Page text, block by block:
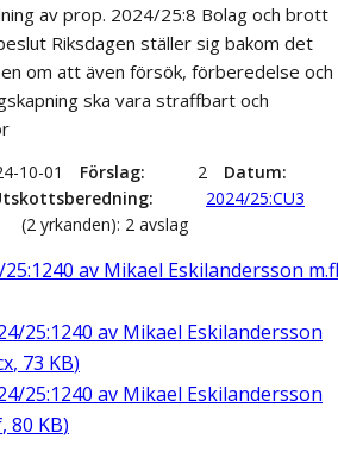
av prop. 2024/25:8 Bolag och brott
Riksdagen ställer sig bakom det
om att även försök, förberedelse och
ska vara straffbart och
10-01 Förslag 2
Datum
2024/25:CU3
(2 yrkanden): 2 avslag
av Mikael Eskilandersson
25:1240 av Mikael Eskilandersson
, 73 KB)
25:1240 av Mikael Eskilandersson
, 80 KB)